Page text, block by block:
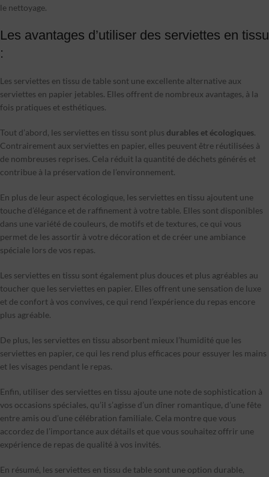
le nettoyage.
Les avantages d’utiliser des serviettes en tissu
:
Les serviettes en tissu de table sont une excellente alternative aux
serviettes en papier jetables. Elles offrent de nombreux avantages, à la
fois pratiques et esthétiques.
Tout d’abord, les serviettes en tissu sont plus durables et écologiques.
Contrairement aux serviettes en papier, elles peuvent être réutilisées à
de nombreuses reprises. Cela réduit la quantité de déchets générés et
contribue à la préservation de l’environnement.
En plus de leur aspect écologique, les serviettes en tissu ajoutent une
touche d’élégance et de raffinement à votre table. Elles sont disponibles
dans une variété de couleurs, de motifs et de textures, ce qui vous
permet de les assortir à votre décoration et de créer une ambiance
spéciale lors de vos repas.
Les serviettes en tissu sont également plus douces et plus agréables au
toucher que les serviettes en papier. Elles offrent une sensation de luxe
et de confort à vos convives, ce qui rend l’expérience du repas encore
plus agréable.
De plus, les serviettes en tissu absorbent mieux l’humidité que les
serviettes en papier, ce qui les rend plus efficaces pour essuyer les mains
et les visages pendant le repas.
Enfin, utiliser des serviettes en tissu ajoute une note de sophistication à
vos occasions spéciales, qu’il s’agisse d’un dîner romantique, d’une fête
entre amis ou d’une célébration familiale. Cela montre que vous
accordez de l’importance aux détails et que vous souhaitez offrir une
expérience de repas de qualité à vos invités.
En résumé, les serviettes en tissu de table sont une option durable,